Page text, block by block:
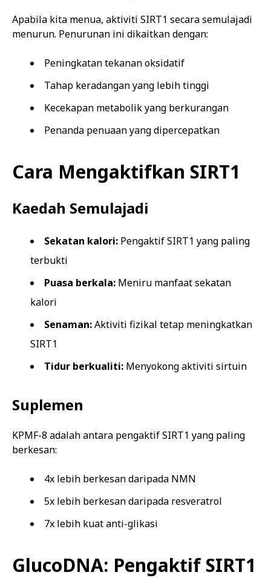
Apabila kita menua, aktiviti SIRT1 secara semulajadi
menurun. Penurunan ini dikaitkan dengan:
Peningkatan tekanan oksidatif
Tahap keradangan yang lebih tinggi
Kecekapan metabolik yang berkurangan
Penanda penuaan yang dipercepatkan
Cara Mengaktifkan SIRT1
Kaedah Semulajadi
Sekatan kalori: Pengaktif SIRT1 yang paling
terbukti
Puasa berkala: Meniru manfaat sekatan
kalori
Senaman:Aktiviti fizikal tetap meningkatkan
SIRT1
Tidur berkualiti: Menyokong aktiviti sirtuin
Suplemen
KPMF-8 adalah antara pengaktif SIRT1 yang paling
berkesan:
4x lebih berkesan daripada NMN
5x lebih berkesan daripada resveratrol
7x lebih kuat anti-glikasi
GlucoDNA: Pengaktif SIRT1